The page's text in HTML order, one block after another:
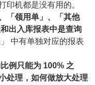
印机都是没有用的。
「领用单」、「其他
出入库报表中是查询
中有单独对应的报表
例只能为 100% 之
处理，如何做放大处理